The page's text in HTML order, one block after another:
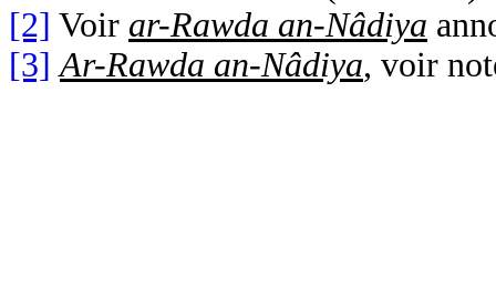
[2] Voir ar-Rawda an-Nâdiya
[3] Ar-Rawda an-Nâdiya, voir